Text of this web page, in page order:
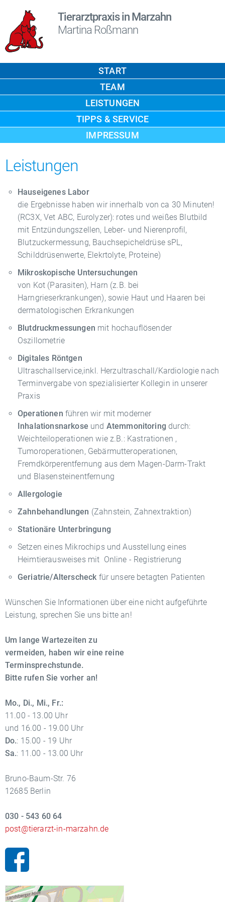
Tierarztpraxis in Marzahn
Martina Roßmann
START
TEAM
LEISTUNGEN
TIPPS & SERVICE
IMPRESSUM
Leistungen
Hauseigenes Labor
die Ergebnisse haben wir innerhalb von ca 30 Minuten!
(RC3X, Vet ABC, Eurolyzer): rotes und weißes Blutbild
mit Entzündungszellen, Leber- und Nierenprofil,
Blutzuckermessung, Bauchsepicheldrüse sPL,
Schilddrüsenwerte, Elekrtolyte, Proteine)
Mikroskopische Untersuchungen
von Kot (Parasiten), Harn (z.B. bei
Harngrieserkrankungen), sowie Haut und Haaren bei
dermatologischen Erkrankungen
Blutdruckmessungen mit hochauflösender
Oszillometrie
Digitales Röntgen
Ultraschallservice,inkl. Herzultraschall/Kardiologie nach
Terminvergabe von spezialisierter Kollegin in unserer
Praxis
Operationen führen wir mit moderner
Inhalationsnarkose und Atemmonitoring durch:
Weichteiloperationen wie z.B.: Kastrationen ,
Tumoroperationen, Gebärmutteroperationen,
Fremdkörperentfernung aus dem Magen-Darm-Trakt
und Blasensteinentfernung
Allergologie
Zahnbehandlungen (Zahnstein, Zahnextraktion)
Stationäre Unterbringung
Setzen eines Mikrochips und Ausstellung eines
Heimtierausweises mit Online - Registrierung
Geriatrie/Alterscheck für unsere betagten Patienten
Wünschen Sie Informationen über eine nicht aufgeführte
Leistung, sprechen Sie uns bitte an!
Um lange Wartezeiten zu
vermeiden, haben wir eine reine
Terminsprechstunde.
Bitte rufen Sie vorher an!
Mo., Di., Mi., Fr.:
11.00 - 13.00 Uhr
und 16.00 - 19.00 Uhr
Do.: 15.00 - 19 Uhr
Sa.: 11.00 - 13.00 Uhr
Bruno-Baum-Str. 76
12685 Berlin
030 - 543 60 64
post@tierarzt-in-marzahn.de